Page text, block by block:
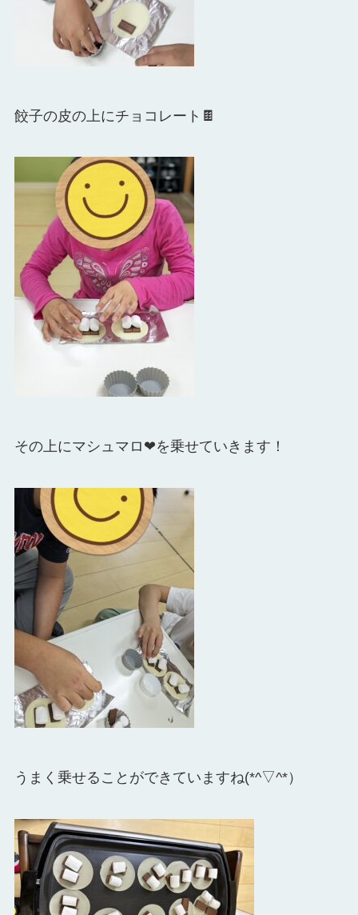
餃子の皮の上にチョコレート🍫
その上にマシュマロ❤を乗せていきます！
うまく乗せることができていますね(*^▽^*）